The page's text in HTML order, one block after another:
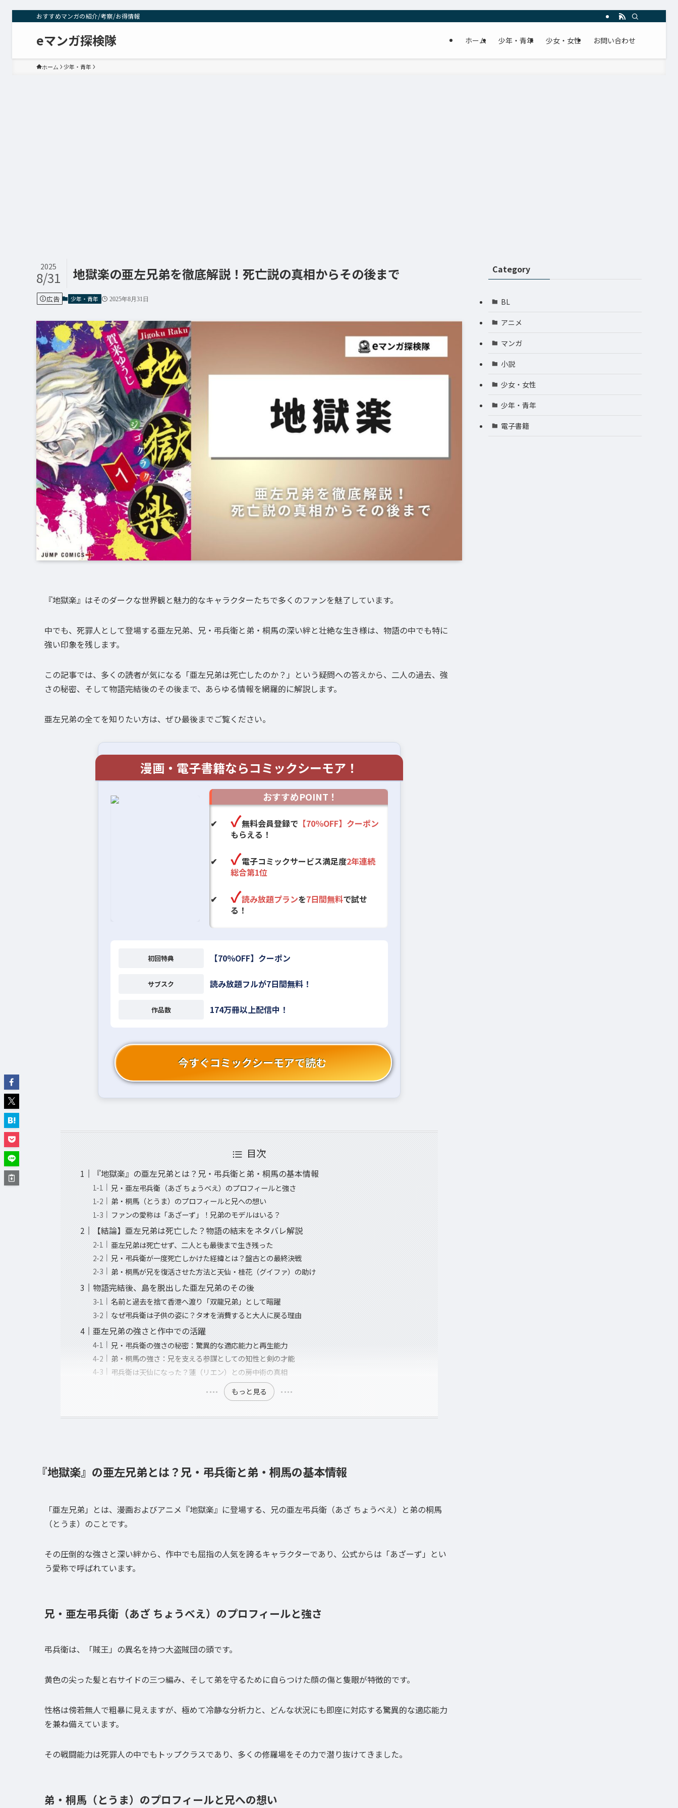
おすすめマンガの紹介/考察/お得情報
eマンガ探検隊 ホーム 少年・青年 少女・女性 お問い合わせ
ホーム 少年・青年
地獄楽の亜左兄弟を徹底解説！死亡説の真相からその後まで
2025
8/31
広告 少年・青年 2025年8月31日
『地獄楽』はそのダークな世界観と魅力的なキャラクターたちで多くのファンを魅了しています。
中でも、死罪人として登場する亜左兄弟、兄・弔兵衛と弟・桐馬の深い絆と壮絶な生き様は、物語の中でも特に
強い印象を残します。
この記事では、多くの読者が気になる「亜左兄弟は死亡したのか？」という疑問への答えから、二人の過去、強
さの秘密、そして物語完結後のその後まで、あらゆる情報を網羅的に解説します。
亜左兄弟の全てを知りたい方は、ぜひ最後までご覧ください。
漫画・電子書籍ならコミックシーモア！
おすすめPOINT！
無料会員登録で 【70％OFF】クーポン
もらえる！
電子コミックサービス満足度2年連続
総合第1位
読み放題プランを7日間無料で試せ
る！
初回特典 【70％OFF】クーポン
サブスク 読み放題フルが7日間無料！
作品数 174万冊以上配信中！
今すぐコミックシーモアで読む
目次
『地獄楽』の亜左兄弟とは？兄・弔兵衛と弟・桐馬の基本情報
兄・亜左弔兵衛（あざ ちょうべえ）のプロフィールと強さ
弟・桐馬（とうま）のプロフィールと兄への想い
ファンの愛称は「あざーず」！兄弟のモデルはいる？
【結論】亜左兄弟は死亡した？物語の結末をネタバレ解説
亜左兄弟は死亡せず、二人とも最後まで生き残った
兄・弔兵衛が一度死亡しかけた経緯とは？盤古との最終決戦
弟・桐馬が兄を復活させた方法と天仙・桂花（グイファ）の助け
物語完結後、島を脱出した亜左兄弟のその後
名前と過去を捨て香港へ渡り「双龍兄弟」として暗躍
なぜ弔兵衛は子供の姿に？タオを消費すると大人に戻る理由
亜左兄弟の強さと作中での活躍
兄・弔兵衛の強さの秘密：驚異的な適応能力と再生能力
弟・桐馬の強さ：兄を支える参謀としての知性と剣の才能
弔兵衛は天仙になった？蓮（リエン）との房中術の真相
もっと見る
『地獄楽』の亜左兄弟とは？兄・弔兵衛と弟・桐馬の基本情報
「亜左兄弟」とは、漫画およびアニメ『地獄楽』に登場する、兄の亜左弔兵衛（あざ ちょうべえ）と弟の桐馬
（とうま）のことです。
その圧倒的な強さと深い絆から、作中でも屈指の人気を誇るキャラクターであり、公式からは「あざーず」とい
う愛称で呼ばれています。
兄・亜左弔兵衛（あざ ちょうべえ）のプロフィールと強さ
弔兵衛は、「賊王」の異名を持つ大盗賊団の頭です。
黄色の尖った髪と右サイドの三つ編み、そして弟を守るために自らつけた顔の傷と隻眼が特徴的です。
性格は傍若無人で粗暴に見えますが、極めて冷静な分析力と、どんな状況にも即座に対応する驚異的な適応能力
を兼ね備えています。
その戦闘能力は死罪人の中でもトップクラスであり、多くの修羅場をその力で潜り抜けてきました。
弟・桐馬（とうま）のプロフィールと兄への想い
Category
BL
アニメ
マンガ
小説
少女・女性
少年・青年
電子書籍